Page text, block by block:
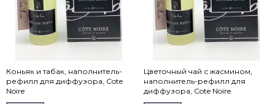
Коньяк и табак, наполнитель-
рефилл для диффузора, Cote
Noire
Цветочный чай с жасмином,
наполнитель-рефилл для
диффузора, Cote Noire